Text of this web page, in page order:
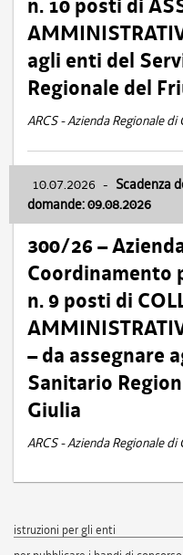
n. 10 posti di
agli enti del
Regionale del
ARCS - Azienda Regionale
10.07.2026 - Scadenza
domande: 09.08.2026
300/26 –
Coordinamento
n. 9 posti di
– da assegnare
Sanitario
Giulia
ARCS - Azienda Regionale
istruzioni per gli enti